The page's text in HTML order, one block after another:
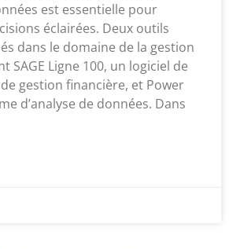
est essentielle pour
éclairées. Deux outils
dans le domaine de la gestion
SAGE Ligne 100, un logiciel de
gestion financière, et Power
d’analyse de données. Dans